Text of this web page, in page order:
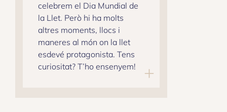
celebrem el Dia Mundial de
la Llet. Però hi ha molts
altres moments, llocs i
maneres al món on la llet
esdevé protagonista. Tens
curiositat? T’ho ensenyem!